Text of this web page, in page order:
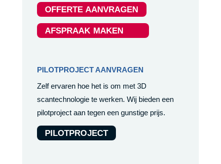
OFFERTE AANVRAGEN
AFSPRAAK MAKEN
PILOTPROJECT AANVRAGEN
Zelf ervaren hoe het is om met 3D
scantechnologie te werken. Wij bieden een
pilotproject aan tegen een gunstige prijs.
PILOTPROJECT